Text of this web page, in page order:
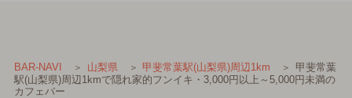
BAR-NAVI 山梨県 甲斐常葉駅(山梨県)周辺1km
甲斐常葉
駅(山梨県)周辺1kmで隠れ家的フンイキ・3,000円以上～5,000円未満の
カフェバー